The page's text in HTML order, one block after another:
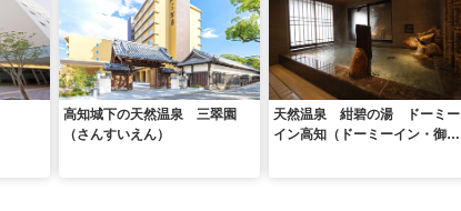
高知城下の天然温泉 三翠園
（さんすいえん）
天然温泉 紺碧の湯 ドーミー
イン高知（ドーミーイン・御宿